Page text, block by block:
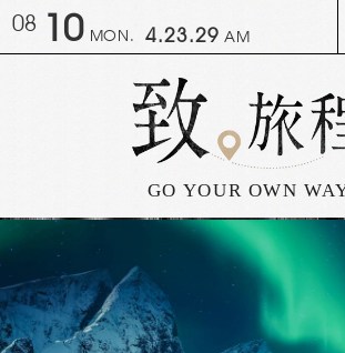
4.23.36 AM
08 10 MON.
GO